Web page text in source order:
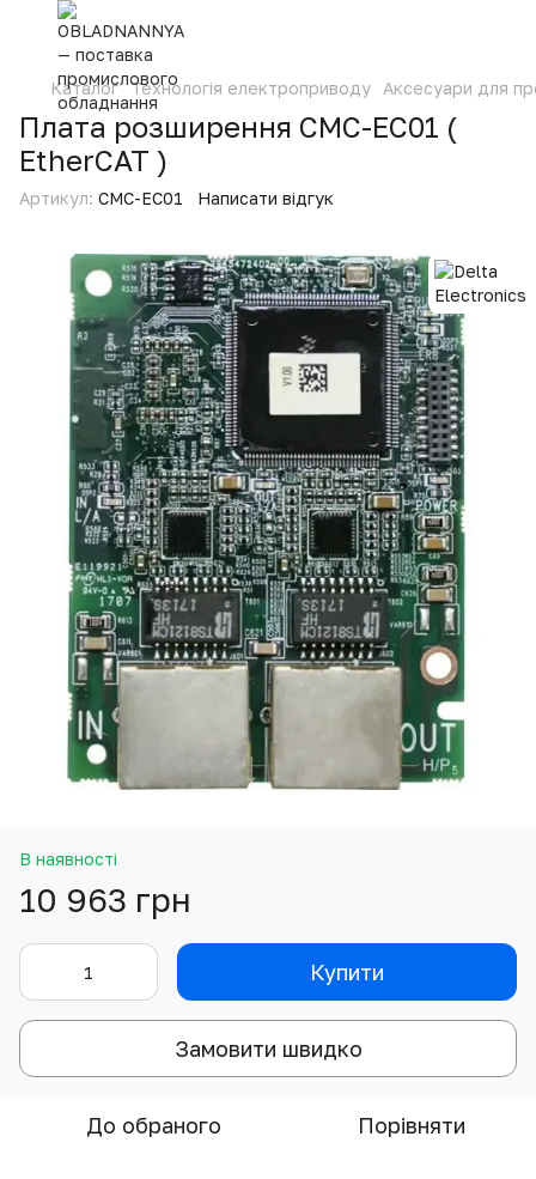
Каталог Технологія електроприводу Аксесуари для
Плата розширення CMC-EC01 (
EtherCAT )
Артикул: CMC-EC01 Написати відгук
В наявності
10 963 грн
Купити
Замовити швидко
До обраного Порівняти